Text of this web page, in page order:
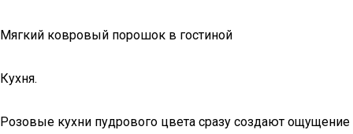
Мягкий ковровый порошок в гостиной
Кухня.
Розовые кухни пудрового цвета сразу создают ощущение